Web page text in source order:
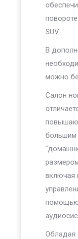
SUV.
В
можно
Салон
большим
включая
помощью
Обладая